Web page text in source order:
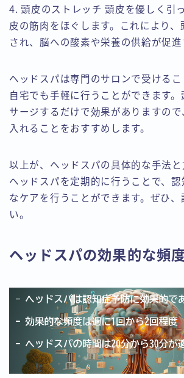
4. 頭皮のストレッチ 頭皮を優しく引
皮の筋肉をほぐします。これにより、
され、脳への酸素や栄養の供給が促進
ヘッドスパは専門のサロンで受けるこ
自宅でも手軽に行うことができます。
サージするだけで効果がありますので
入れることをおすすめします。
以上が、ヘッドスパの具体的な手法と
ヘッドスパを定期的に行うことで、
なケアを行うことができます。ぜひ、
い。
ヘッドスパの効果的な頻